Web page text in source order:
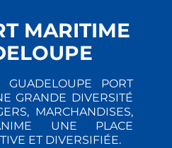
MARITIME
GUADELOUPE PORT
GRANDE DIVERSITÉ
MARCHANDISES,
UNE PLACE
ET DIVERSIFIÉE.